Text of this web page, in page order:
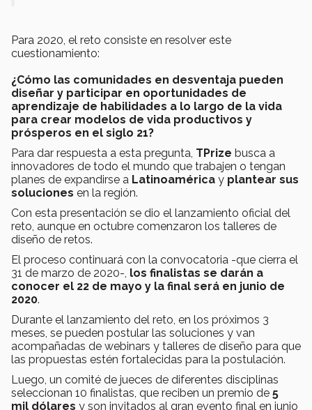
Para 2020, el reto consiste en resolver este
cuestionamiento:
¿Cómo las comunidades en desventaja pueden
diseñar y participar en oportunidades de
aprendizaje de habilidades a lo largo de la vida
para crear modelos de vida productivos y
prósperos en el siglo 21?
Para dar respuesta a esta pregunta, TPrize busca a
innovadores de todo el mundo que trabajen o tengan
planes de expandirse a Latinoamérica y plantear sus
soluciones en la región.
Con esta presentación se dio el lanzamiento oficial del
reto, aunque en octubre comenzaron los talleres de
diseño de retos.
El proceso continuará con la convocatoria -que cierra el
31 de marzo de 2020-, los finalistas se darán a
conocer el 22 de mayo y la final será en junio de
2020.
Durante el lanzamiento del reto, en los próximos 3
meses, se pueden postular las soluciones y van
acompañadas de webinars y talleres de diseño para que
las propuestas estén fortalecidas para la postulación.
Luego, un comité de jueces de diferentes disciplinas
seleccionan 10 finalistas, que reciben un premio de 5
mil dólares y son invitados al gran evento final en junio